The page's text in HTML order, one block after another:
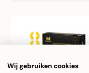
Wij gebruiken cookies